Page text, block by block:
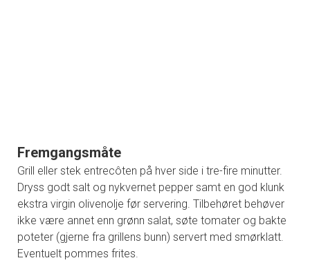
Fremgangsmåte
Grill eller stek entrecôten på hver side i tre-fire minutter.
Dryss godt salt og nykvernet pepper samt en god klunk
ekstra virgin olivenolje før servering. Tilbehøret behøver
ikke være annet enn grønn salat, søte tomater og bakte
poteter (gjerne fra grillens bunn) servert med smørklatt.
Eventuelt pommes frites.